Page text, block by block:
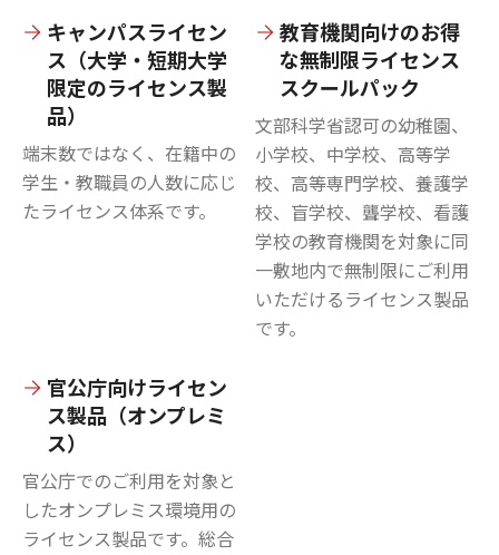
キャンパスライセン
ス（大学・短期大学
限定のライセンス製
品）
端末数ではなく、在籍中の
学生・教職員の人数に応じ
たライセンス体系です。
教育機関向けのお得
な無制限ライセンス
スクールパック
文部科学省認可の幼稚園、
小学校、中学校、高等学
校、高等専門学校、養護学
校、盲学校、聾学校、看護
学校の教育機関を対象に同
一敷地内で無制限にご利用
いただけるライセンス製品
です。
官公庁向けライセン
ス製品（オンプレミ
ス）
官公庁でのご利用を対象と
したオンプレミス環境用の
ライセンス製品です。総合